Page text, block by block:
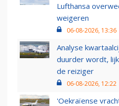
Lufthansa
weigeren
06-08-2026, 13:36
Analyse
duurder wordt,
de reiziger
06-08-2026, 12:22
'Oekraïense